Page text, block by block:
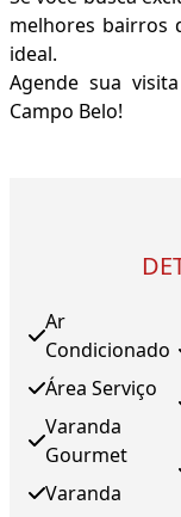
melhores bairros
ideal.
Agende sua
Campo Belo!
Ar
Condicionado
Área Serviço
Varanda
Gourmet
Varanda